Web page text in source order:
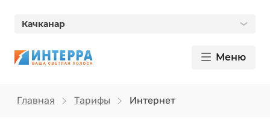
Качканар
Меню
Главная Тарифы Интернет